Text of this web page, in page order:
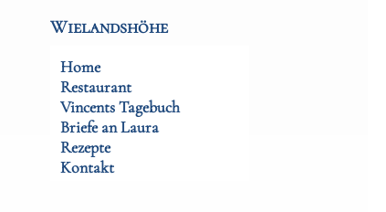
Wielandshöhe
Home
Restaurant
Vincents Tagebuch
Briefe an Laura
Rezepte
Kontakt